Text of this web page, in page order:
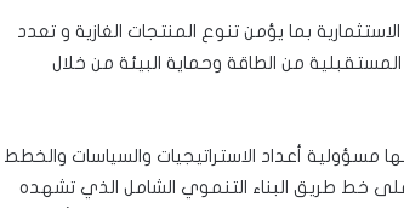
بما يؤمن تنوع المنتجات الغازية و تعدد
من الطاقة وحماية البيئة من خلال
مسؤولية أعداد الاستراتيجيات والسياسات والخطط
خط طريق البناء التنموي الشامل الذي تشهده